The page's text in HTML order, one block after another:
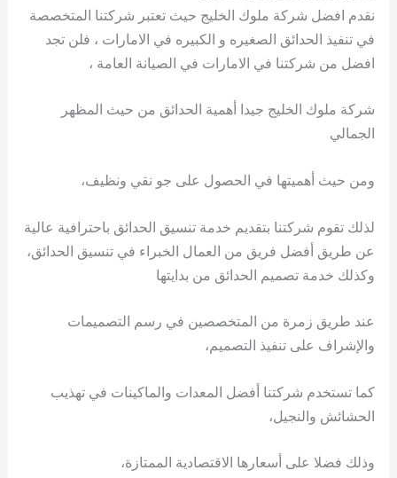
نقدم افضل شركة ملوك الخليج حيث تعتبر شركتنا المتخصصة
في تنفيذ الحدائق الصغيره و الكبيره في الامارات ، فلن تجد
افضل من شركتنا في الامارات في الصيانة العامة ،
شركة ملوك الخليج جيدا أهمية الحدائق من حيث المظهر
الجمالي
ومن حيث أهميتها في الحصول على جو نقي ونظيف،
لذلك تقوم شركتنا بتقديم خدمة تنسيق الحدائق باحترافية عالية
عن طريق أفضل فريق من العمال الخبراء في تنسيق الحدائق،
وكذلك خدمة تصميم الحدائق من بدايتها
عند طريق زمرة من المتخصصين في رسم التصميمات
والإشراف على تنفيذ التصميم،
كما تستخدم شركتنا أفضل المعدات والماكينات في تهذيب
الحشائش والنجيل،
وذلك فضلا على أسعارها الاقتصادية الممتازة،